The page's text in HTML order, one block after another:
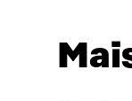
ADDRESS